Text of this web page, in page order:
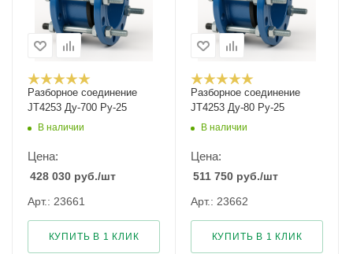
Разборное соединение
JT4253 Ду-700 Ру-25
В наличии
Цена:
428 030 руб./шт
Арт.: 23661
КУПИТЬ В 1 КЛИК
Разборное соединение
JT4253 Ду-80 Ру-25
В наличии
Цена:
511 750 руб./шт
Арт.: 23662
КУПИТЬ В 1 КЛИК